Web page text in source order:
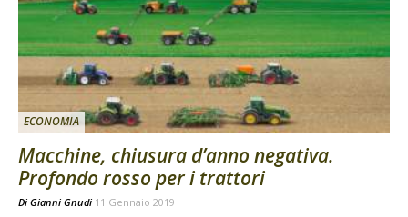
ECONOMIA
Macchine, chiusura d’anno negativa.
Profondo rosso per i trattori
Di Gianni Gnudi 11 Gennaio 2019